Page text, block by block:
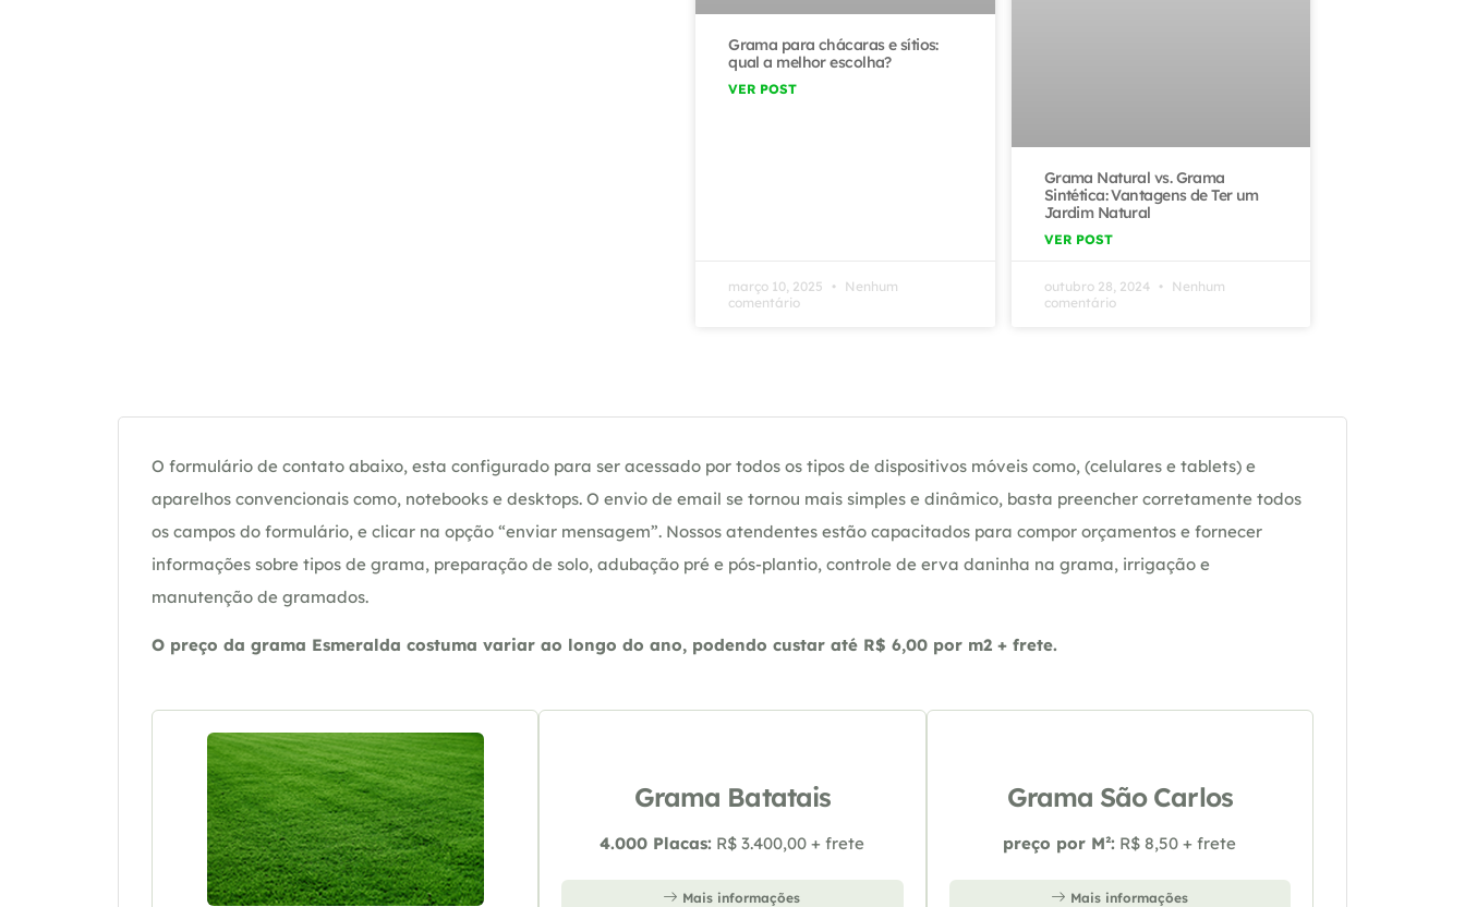
Grama para chácaras e sítios:
qual a melhor escolha?
VER POST
março 10, 2025
Nenhum
comentário
Grama Natural vs. Grama
Sintética: Vantagens de Ter um
Jardim Natural
VER POST
outubro 28, 2024
Nenhum
comentário
O formulário de contato abaixo, esta configurado para ser acessado por todos os tipos de dispositivos móveis como, (celulares e tablets) e
aparelhos convencionais como, notebooks e desktops. O envio de email se tornou mais simples e dinâmico, basta preencher corretamente todos
os campos do formulário, e clicar na opção “enviar mensagem”. Nossos atendentes estão capacitados para compor orçamentos e fornecer
informações sobre tipos de grama, preparação de solo, adubação pré e pós-plantio, controle de erva daninha na grama, irrigação e
manutenção de gramados.
O preço da grama Esmeralda costuma variar ao longo do ano, podendo custar até R$ 6,00 por m2 + frete.
Grama Batatais
4.000 Placas: R$ 3.400,00 + frete
Mais informações
Grama São Carlos
preço por M²: R$ 8,50 + frete
Mais informações